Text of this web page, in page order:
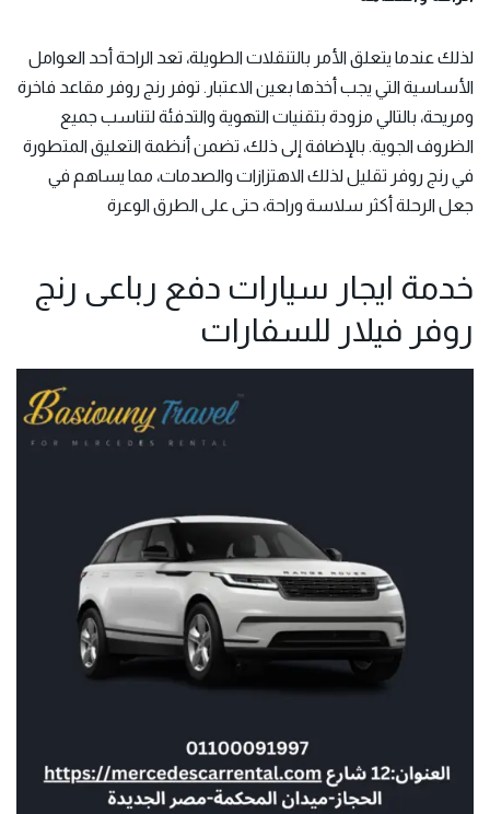
لذلك عندما يتعلق الأمر بالتنقلات الطويلة، تعد الراحة أحد العوامل
الأساسية التي يجب أخذها بعين الاعتبار. توفر رنج روفر مقاعد فاخرة
ومريحة، بالتالي مزودة بتقنيات التهوية والتدفئة لتناسب جميع
الظروف الجوية. بالإضافة إلى ذلك، تضمن أنظمة التعليق المتطورة
في رنج روفر تقليل لذلك الاهتزازات والصدمات، مما يساهم في
جعل الرحلة أكثر سلاسة وراحة، حتى على الطرق الوعرة
خدمة ايجار سيارات دفع رباعى رنج
روفر فيلار للسفارات